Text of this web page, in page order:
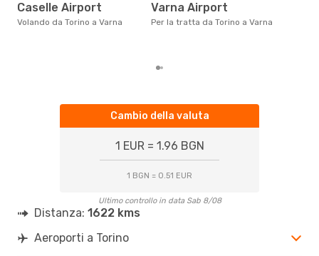
Caselle Airport
Volando da Torino a Varna
Varna Airport
Per la tratta da Torino a Varna
Cambio della valuta
1 EUR = 1.96 BGN
1 BGN = 0.51 EUR
Ultimo controllo in data Sab 8/08
Distanza: 1622 kms
Aeroporti a Torino